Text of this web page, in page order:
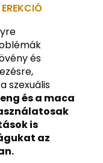
és
szexuális
és a maca
is
az